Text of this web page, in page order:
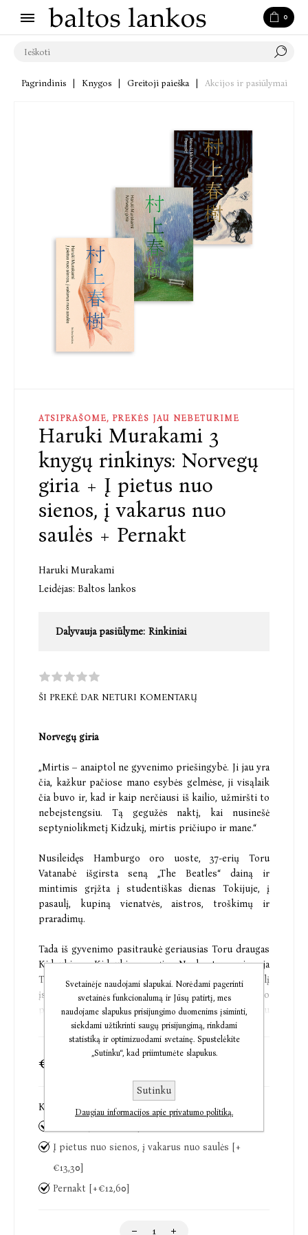
0
Pagrindinis Knygos Greitoji paieška Akcijos ir pasiūlymai
ATSIPRAŠOME, PREKĖS JAU NEBETURIME
Haruki Murakami 3
knygų rinkinys: Norvegų
giria + Į pietus nuo
sienos, į vakarus nuo
saulės + Pernakt
Haruki Murakami
Leidėjas: Baltos lankos
Dalyvauja pasiūlyme: Rinkiniai
ŠI PREKĖ DAR NETURI KOMENTARŲ
Norvegų giria
„Mirtis – anaiptol ne gyvenimo priešingybė. Ji jau yra
čia, kažkur pačiose mano esybės gelmėse, ji visąlaik
čia buvo ir, kad ir kaip nerčiausi iš kailio, užmiršti to
nebeįstengsiu. Tą gegužės naktį, kai nusinešė
septyniolikmetį Kidzukį, mirtis pričiupo ir mane.“
Nusileidęs Hamburgo oro uoste, 37-erių Toru
Vatanabė išgirsta seną „The Beatles“ dainą ir
mintimis grįžta į studentiškas dienas Tokijuje, į
pasaulį, kupiną vienatvės, aistros, troškimų ir
praradimų.
Tada iš gyvenimo pasitraukė geriausias Toru draugas
Kidzukis, o Kidzukio mergina Naoko tapo pirmąja
Toru meile. Tiesa, jiems suartėjus, į Toru pasaulį
įsiveržė ir karštakraujė Midori, visiška Naoko
priešingybė. Draskomas vidinių prieštaravimų, Toru
turėjo rinktis tarp praeities ir ateities.
„Jausminga, įdomi, seksuali... H. Murakami – vienas
geriausių šiuolaikinių rašytojų.“
Time Out
„„Norvegų giria“ – tai japonų „Rugiuose prie
bedugnės“.“
Daily Telegraph
€32,75 €40,59
Knygos:*
Į pietus nuo sienos, į vakarus nuo saulės [+
€13,30]
Pernakt [+€12,60]
Svetainėje naudojami slapukai. Norėdami pagerinti
svetainės funkcionalumą ir Jūsų patirtį, mes
naudojame slapukus prisijungimo duomenims įsiminti,
siekdami užtikrinti saugų prisijungimą, rinkdami
statistiką ir optimizuodami svetainę. Spustelėkite
„Sutinku“, kad priimtumėte slapukus.
Sutinku
Daugiau informacijos apie privatumo politiką.